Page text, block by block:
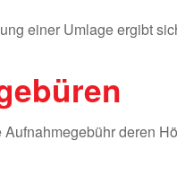
einer Umlage ergibt
deren